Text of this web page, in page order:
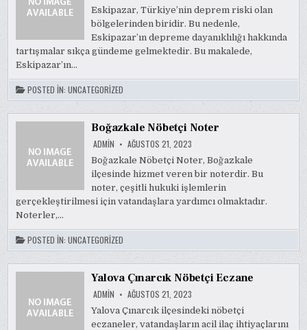
Eskipazar, Türkiye’nin deprem riski olan
bölgelerinden biridir. Bu nedenle,
Eskipazar’ın depreme dayanıklılığı hakkında
tartışmalar sıkça gündeme gelmektedir. Bu makalede,
Eskipazar’ın…
POSTED IN:UNCATEGORIZED
Boğazkale Nöbetçi Noter
ADMIN AĞUSTOS 21, 2023
Boğazkale Nöbetçi Noter, Boğazkale
ilçesinde hizmet veren bir noterdir. Bu
noter, çeşitli hukuki işlemlerin
gerçekleştirilmesi için vatandaşlara yardımcı olmaktadır.
Noterler,…
POSTED IN:UNCATEGORIZED
Yalova Çınarcık Nöbetçi Eczane
ADMIN AĞUSTOS 21, 2023
Yalova Çınarcık ilçesindeki nöbetçi
eczaneler, vatandaşların acil ilaç ihtiyaçlarını